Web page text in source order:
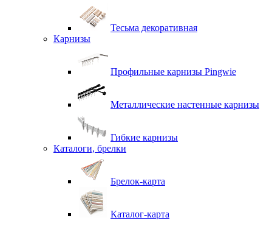
Тесьма декоративная
Карнизы
Профильные карнизы Pingwie
Металлические настенные карнизы
Гибкие карнизы
Каталоги, брелки
Брелок-карта
Каталог-карта